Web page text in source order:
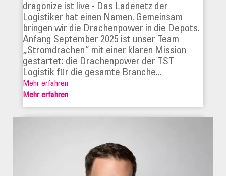
dragonize ist live - Das Ladenetz der
Logistiker hat einen Namen. Gemeinsam
bringen wir die Drachenpower in die Depots.
Anfang September 2025 ist unser Team
„Stromdrachen“ mit einer klaren Mission
gestartet: die Drachenpower der TST
Logistik für die gesamte Branche...
Mehr erfahren
Mehr erfahren